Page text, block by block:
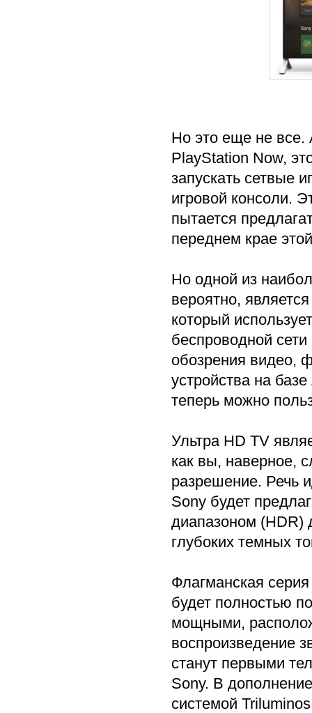
Но это еще не все.
PlayStation Now,
запускать сетвые
игровой консоли.
пытается
переднем крае
Но одной из
вероятно,
который
беспроводной
обозрения видео,
устройства на
теперь можно
Ультра HD TV
как вы, наверное,
разрешение. Речь
Sony будет
диапазоном (HDR)
глубоких темных
Флагманская
будет полностью
мощными,
воспроизведение
станут первыми
Sony. В
системой